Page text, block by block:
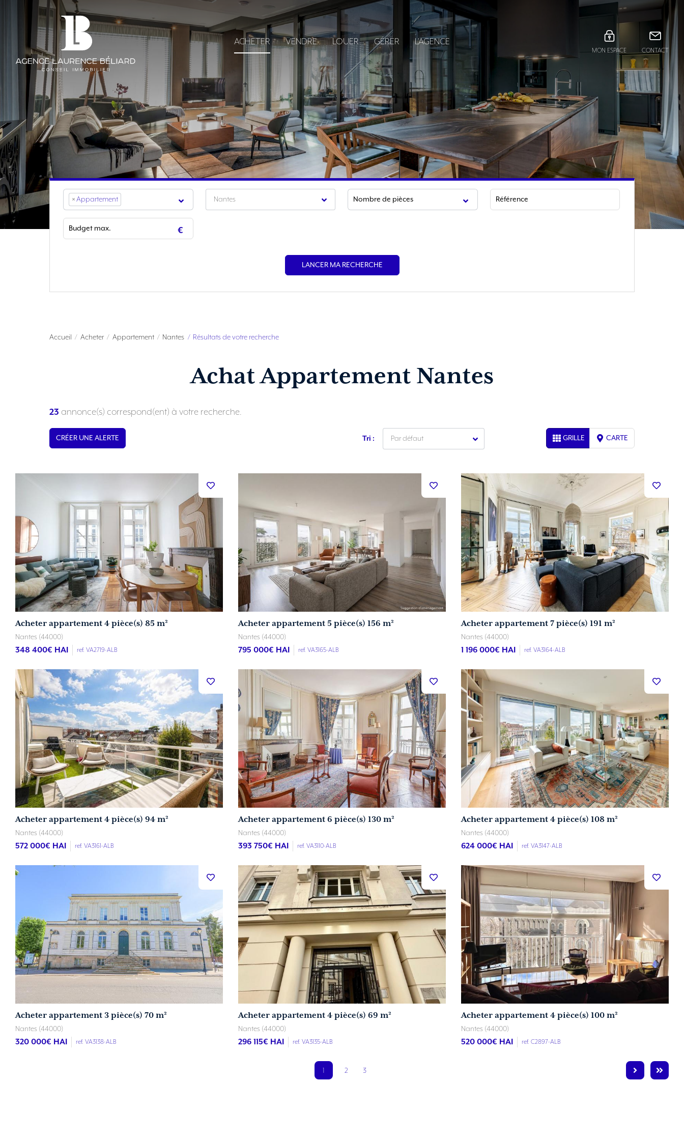
ACHETER VENDRE LOUER GÉRER L'AGENCE
MON ESPACE CONTACT
×Appartement Nantes
LANCER MA RECHERCHE
Accueil Acheter Appartement Nantes Résultats de votre recherche
Achat Appartement Nantes
23 annonce(s) correspond(ent) à votre recherche.
CRÉER UNE ALERTE Tri : Par défaut GRILLE CARTE
Acheter appartement 4 pièce(s) 85 m²
Nantes (44000)
348 400€ HAI ref. VA2719-ALB
Acheter appartement 5 pièce(s) 156 m²
Nantes (44000)
795 000€ HAI ref. VA3165-ALB
Acheter appartement 7 pièce(s) 191 m²
Nantes (44000)
1 196 000€ HAI ref. VA3164-ALB
Acheter appartement 4 pièce(s) 94 m²
Nantes (44000)
572 000€ HAI ref. VA3161-ALB
Acheter appartement 6 pièce(s) 130 m²
Nantes (44000)
393 750€ HAI ref. VA3110-ALB
Acheter appartement 4 pièce(s) 108 m²
Nantes (44000)
624 000€ HAI ref. VA3147-ALB
Acheter appartement 3 pièce(s) 70 m²
Nantes (44000)
320 000€ HAI ref. VA3138-ALB
Acheter appartement 4 pièce(s) 69 m²
Nantes (44000)
296 115€ HAI ref. VA3135-ALB
Acheter appartement 4 pièce(s) 100 m²
Nantes (44000)
520 000€ HAI ref. C2897-ALB
1 2 3